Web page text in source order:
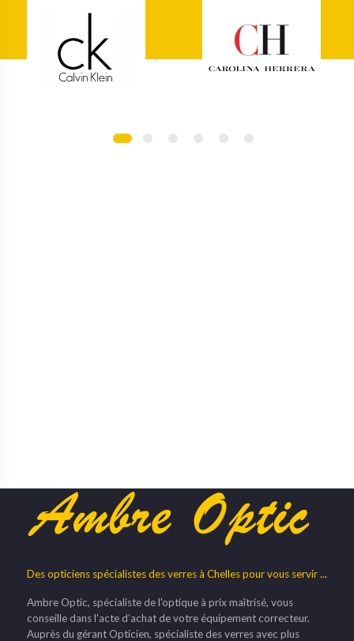
Des opticiens spécialistes des verres à Chelles pour vous servir ...
Ambre Optic, spécialiste de l'optique à prix maîtrisé, vous
conseille dans l'acte d’achat de votre équipement correcteur.
Auprès du gérant Opticien, spécialiste des verres avec plus